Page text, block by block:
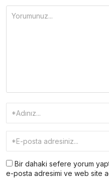
Bir dahaki sefere yorum
e-posta adresimi ve web site